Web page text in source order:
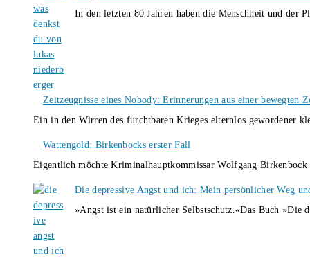
In den letzten 80 Jahren haben die Menschheit und
Zeitzeugnisse eines Nobody: Erinnerungen aus einer bewegten
Ein in den Wirren des furchtbaren Krieges elternlos gewordener
Wattengold: Birkenbocks erster Fall
Eigentlich möchte Kriminalhauptkommissar Wolfgang
Die depressive Angst und ich: Mein persönlicher Weg
»Angst ist ein natürlicher Selbstschutz.«Das Buch